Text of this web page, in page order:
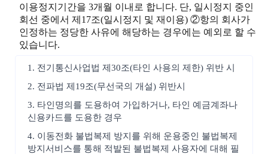
이용정지기간을 3개월 이내로 합니다. 단, 일시정지 중인
회선 중에서 제17조(일시정지 및 재이용) ②항의 회사가
인정하는 정당한 사유에 해당하는 경우에는 예외로 할 수
있습니다.
1. 전기통신사업법 제30조(타인 사용의 제한) 위반 시
2. 전파법 제19조(무선국의 개설) 위반시
3. 타인명의를 도용하여 가입하거나, 타인 예금계좌나
신용카드를 도용한 경우
4. 이동전화 불법복제 방지를 위해 운용중인 불법복제
방지서비스를 통해 적발된 불법복제 사용자에 대해 필